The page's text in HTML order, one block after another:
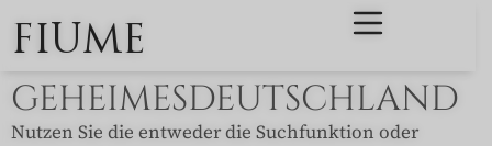
FIUME
GEHEIMESDEUTSCHLAND
Nutzen Sie die entweder die Suchfunktion oder